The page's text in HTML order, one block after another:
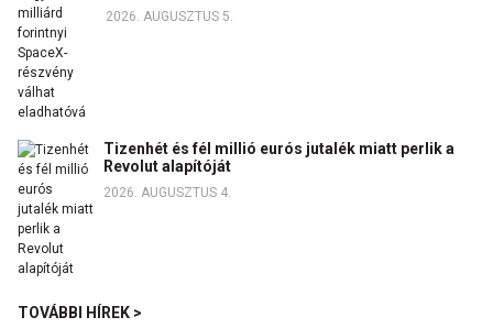
2026. AUGUSZTUS 5.
Tizenhét és fél millió eurós jutalék miatt perlik a
Revolut alapítóját
2026. AUGUSZTUS 4.
TOVÁBBI HÍREK >